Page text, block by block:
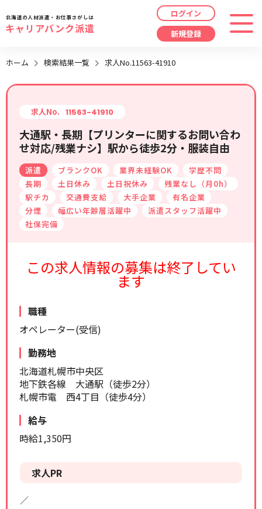
職種 指定なし
給与 時給/日給/月給から選択
こだわり 指定なし
キーワード
リセット 検索する
最近見た求人
最近利用した検索条件
検索履歴はありません。
北海道の人材派遣・お仕事さがしは
キャリアバンク派遣
ログイン
新規登録
ホーム 検索結果一覧 求人No.11563-41910
求人No. 11563-41910
大通駅・長期【プリンターに関するお問い合わ
せ対応/残業ナシ】駅から徒歩2分・服装自由
派遣 ブランクOK 業界未経験OK
学歴不問
長期
土日休み 土日祝休み
残業なし（月0h）
駅チカ
交通費支給 大手企業
有名企業
分煙
幅広い年齢層活躍中
派遣スタッフ活躍中
社保完備
この求人情報の募集は終了してい
ます
職種
オペレーター(受信)
勤務地
北海道札幌市中央区
地下鉄各線 大通駅（徒歩2分）
札幌市電 西4丁目（徒歩4分）
給与
時給1,350円
求人PR
／